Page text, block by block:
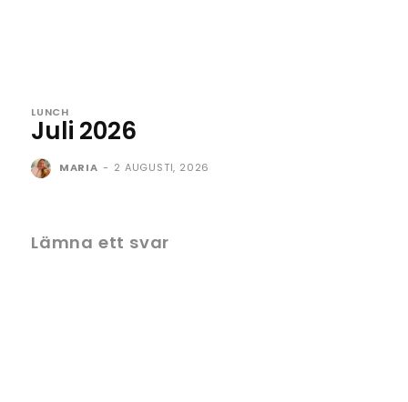
LUNCH
Juli 2026
MARIA - 2 AUGUSTI, 2026
Lämna ett svar